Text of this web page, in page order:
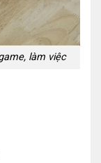
làm việc